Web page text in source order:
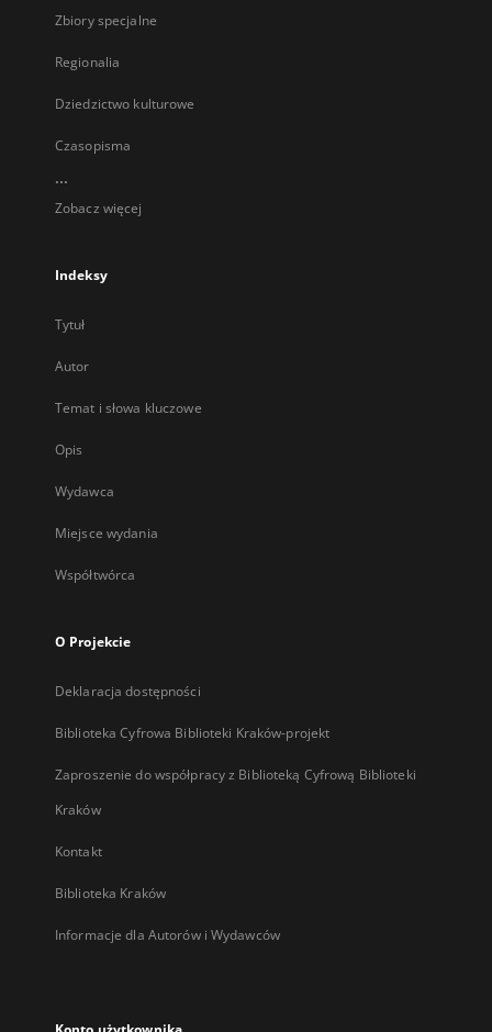
Zbiory specjalne
Regionalia
Dziedzictwo kulturowe
Czasopisma
...
Zobacz więcej
Indeksy
Tytuł
Autor
Temat i słowa kluczowe
Opis
Wydawca
Miejsce wydania
Współtwórca
O Projekcie
Deklaracja dostępności
Biblioteka Cyfrowa Biblioteki Kraków-projekt
Zaproszenie do współpracy z Biblioteką Cyfrową Biblioteki
Kraków
Kontakt
Biblioteka Kraków
Informacje dla Autorów i Wydawców